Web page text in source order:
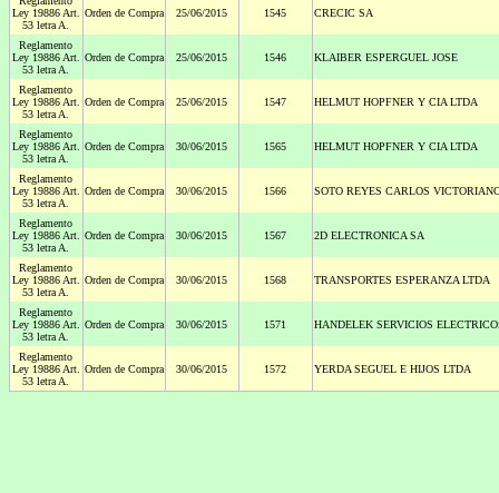
Ley 19886 Art.
53 letra A.
Orden de Compra 25/06/2015 1545 CRECIC SA
Reglamento
Ley 19886 Art.
53 letra A.
Orden de Compra 25/06/2015 1546 KLAIBER ESPERGUEL JOSE
Reglamento
Ley 19886 Art.
53 letra A.
Orden de Compra 25/06/2015 1547 HELMUT HOPFNER Y CIA LTDA
Reglamento
Ley 19886 Art.
53 letra A.
Orden de Compra 30/06/2015 1565 HELMUT HOPFNER Y CIA LTDA
Reglamento
Ley 19886 Art.
53 letra A.
Orden de Compra 30/06/2015 1566 SOTO REYES CARLOS
Reglamento
Ley 19886 Art.
53 letra A.
Orden de Compra 30/06/2015 1567 2D ELECTRONICA SA
Reglamento
Ley 19886 Art.
53 letra A.
Orden de Compra 30/06/2015 1568 TRANSPORTES ESPERANZA LTDA
Reglamento
Ley 19886 Art.
53 letra A.
Orden de Compra 30/06/2015 1571 HANDELEK SERVICIOS
Reglamento
Ley 19886 Art.
53 letra A.
Orden de Compra 30/06/2015 1572 YERDA SEGUEL E HIJOS LTDA